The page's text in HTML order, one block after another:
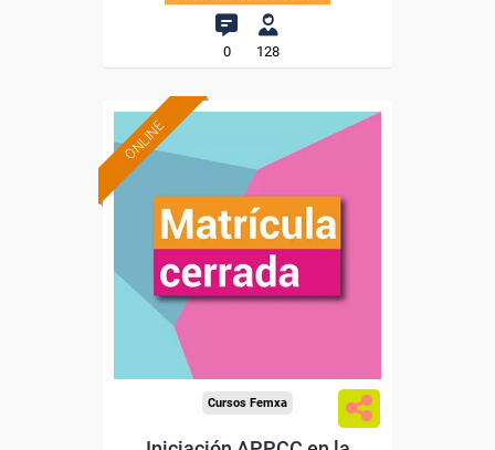
0 128
ONLINE
Cursos Femxa